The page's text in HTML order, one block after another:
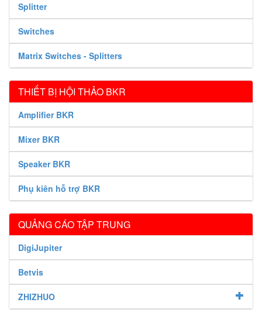
Splitter
Switches
Matrix Switches - Splitters
THIẾT BỊ HỘI THẢO BKR
Amplifier BKR
Mixer BKR
Speaker BKR
Phụ kiên hỗ trợ BKR
QUẢNG CÁO TẬP TRUNG
DigiJupiter
Betvis
ZHIZHUO